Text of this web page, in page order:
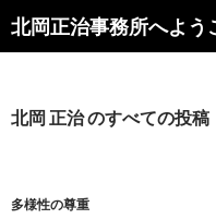
北岡正治事務所へよう
検
索
ン
動
北岡 正治 のすべての投稿
多様性の尊重